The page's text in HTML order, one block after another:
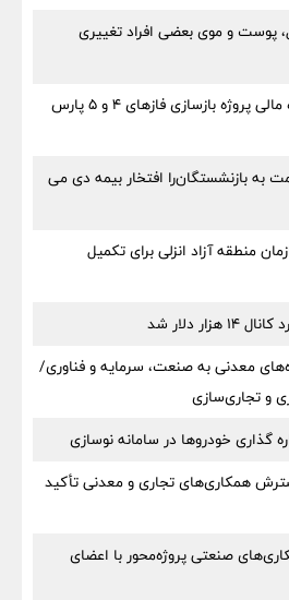
پوست و موی بعضی افراد تغییری
بانک تجارت، تأمین‌کننده مالی پروژه بازسازی فازهای ۴ و ۵ پارس
به بازنشستگان‌را افتخار بیمه دی می
منطقه آزاد انزلی برای تكمیل
دلار شد
معدنی به صنعت، سرمایه و فناوری/
و تجاری‌سازی
گذاری خودروها در سامانه نوسازی
همکاری‌های تجاری و معدنی تأکید
صنعتی پروژه‌محور با اعضای